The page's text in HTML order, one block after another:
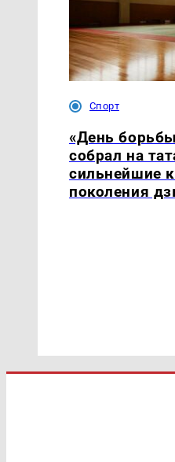
Спорт
«День
собрал на
сильнейшие
поколения